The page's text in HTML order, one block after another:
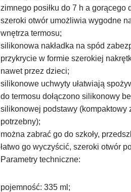
zimnego posiłku do 7 h a gorącego
szeroki otwór umożliwia wygodne
wnętrza termosu;
silikonowa nakładka na spód
przykrycie w formie szerokiej
nawet przez dzieci;
silikonowe uchwyty ułatwiają
do termosu dołączono silikonowy
silikonowej podstawy (kompaktowy
potrzebny);
można zabrać go do szkoły,
łatwo go wyczyścić, szeroki otwór
Parametry techniczne:
pojemność: 335 ml;